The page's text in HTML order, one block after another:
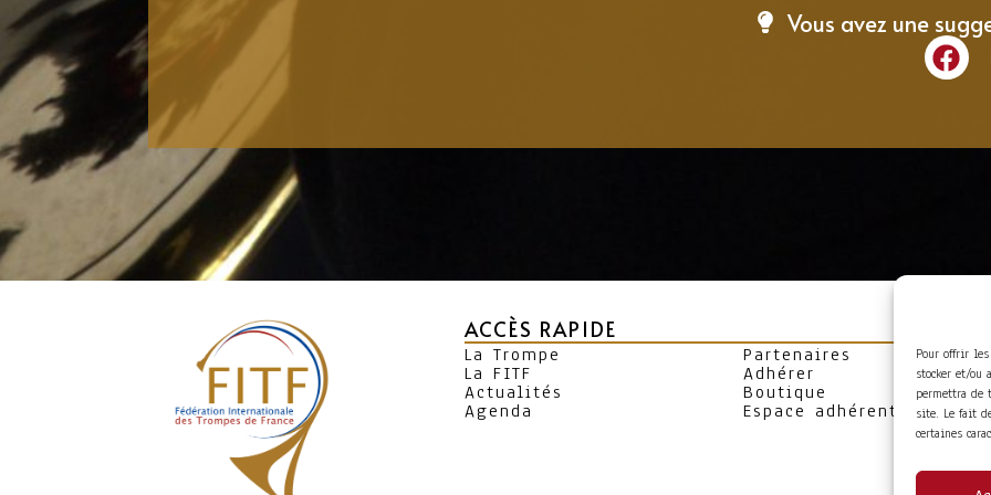
Pour offrir
stocker et/ou
permettra de
site. Le fait
certaines
Vous avez une
ACCÈS RAPIDE
La Trompe
La FITF
Actualités
Agenda
Partenaires
Adhérer
Boutique
Espace adhérent